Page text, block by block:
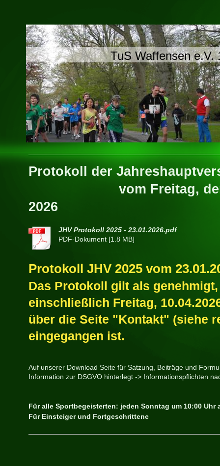
TuS Waffensen e.V.
Protokoll der
vom Freitag, den
2026
JHV Protokoll 2025 - 23.01.2026.pdf
PDF-Dokument [1.8 MB]
Protokoll JHV 2025 vom
Das Protokoll gilt als
einschließlich Freitag,
über die Seite "Kontakt" (siehe
eingegangen ist.
Auf unserer Download Seite für Satzung, Beiträge und
Information zur DSGVO hinterlegt -> Informationspflichten
Für alle Sportbegeisterten: jeden Sonntag um 10:00 Uhr
Für Einsteiger und Fortgeschrittene